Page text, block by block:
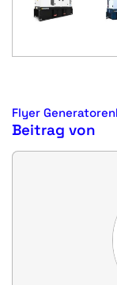
Flyer Generatoren
Beitrag von